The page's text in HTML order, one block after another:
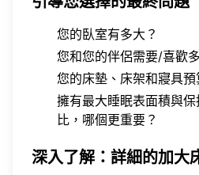
您的臥室有多大？
您和您的伴侶需要/喜歡
您的床墊、床架和寢具預
擁有最大睡眠表面積與
比，哪個更重要？
深入了解：詳細的加大